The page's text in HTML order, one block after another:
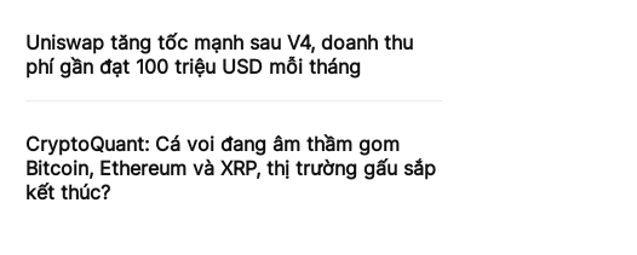
Uniswap tăng tốc mạnh sau V4, doanh thu
phí gần đạt 100 triệu USD mỗi tháng
CryptoQuant: Cá voi đang âm thầm gom
Bitcoin, Ethereum và XRP, thị trường gấu sắp
kết thúc?